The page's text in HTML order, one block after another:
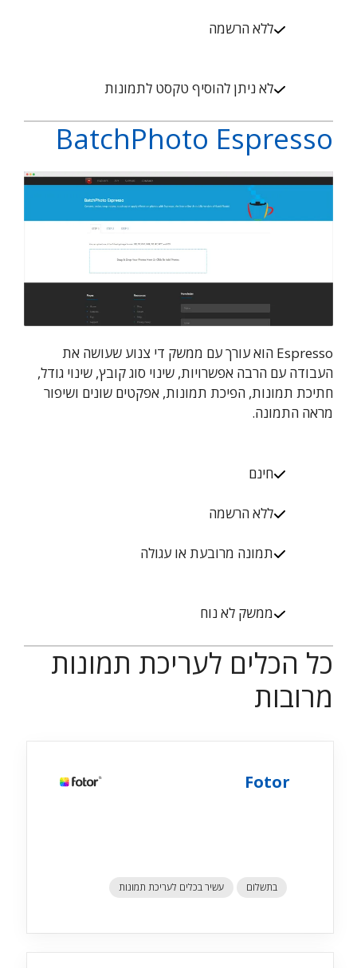
ללא הרשמה
לא ניתן להוסיף טקסט לתמונות
BatchPhoto Espresso
Espresso הוא עורך עם ממשק די צנוע שעושה את
העבודה עם הרבה אפשרויות, שינוי סוג קובץ, שינוי גודל,
חתיכת תמונות, הפיכת תמונות, אפקטים שונים ושיפור
מראה התמונה.
חינם
ללא הרשמה
תמונה מרובעת או עגולה
ממשק לא נוח
כל הכלים לעריכת תמונות
מרובות
Fotor
בתשלום עשיר בכלים לעריכת תמונות